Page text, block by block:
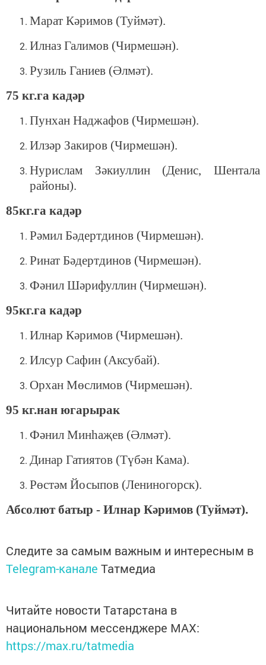
Марат Кәримов (Туймәт).
Илназ Галимов (Чирмешән).
Рузиль Ганиев (Әлмәт).
75 кг.га кадәр
Пунхан Наджафов (Чирмешән).
Илзәр Закиров (Чирмешән).
Нурислам Зәкиуллин (Денис, Шентала
районы).
85кг.га кадәр
Рәмил Бәдертдинов (Чирмешән).
Ринат Бәдертдинов (Чирмешән).
Фәнил Шәрифуллин (Чирмешән).
95кг.га кадәр
Илнар Кәримов (Чирмешән).
Илсур Сафин (Аксубай).
Орхан Мөслимов (Чирмешән).
95 кг.нан югарырак
Фәнил Минһаҗев (Әлмәт).
Динар Гатиятов (Түбән Кама).
Рөстәм Йосыпов (Лениногорск).
Абсолют батыр - Илнар Кәримов (Туймәт).
Следите за самым важным и интересным в
Telegram-канале Татмедиа
Читайте новости Татарстана в
национальном мессенджере MАХ:
https://max.ru/tatmedia